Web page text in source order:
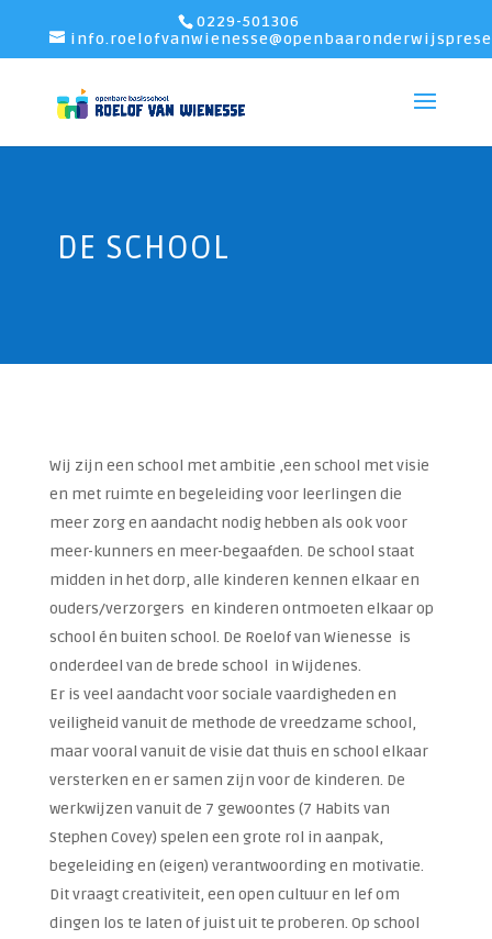
0229-501306
DE SCHOOL
Wij zijn een school met ambitie ,een school met visie
en met ruimte en begeleiding voor leerlingen die
meer zorg en aandacht nodig hebben als ook voor
meer-kunners en meer-begaafden. De school staat
midden in het dorp, alle kinderen kennen elkaar en
ouders/verzorgers en kinderen ontmoeten elkaar op
school én buiten school. De Roelof van Wienesse is
onderdeel van de brede school in Wijdenes.
Er is veel aandacht voor sociale vaardigheden en
veiligheid vanuit de methode de vreedzame school,
maar vooral vanuit de visie dat thuis en school elkaar
versterken en er samen zijn voor de kinderen. De
werkwijzen vanuit de 7 gewoontes (7 Habits van
Stephen Covey) spelen een grote rol in aanpak,
begeleiding en (eigen) verantwoording en motivatie.
Dit vraagt creativiteit, een open cultuur en lef om
dingen los te laten of juist uit te proberen. Op school